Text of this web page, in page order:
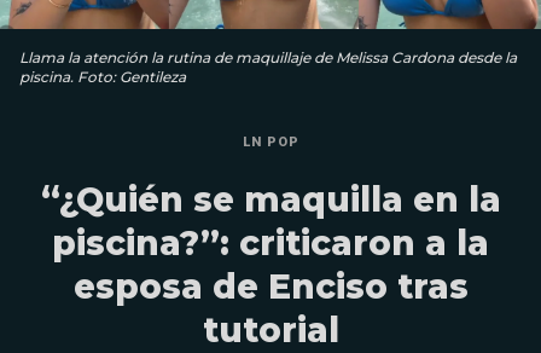
Llama la atención la rutina de maquillaje de Melissa Cardona desde la
piscina. Foto: Gentileza
LN POP
“¿Quién se maquilla en la
piscina?”: criticaron a la
esposa de Enciso tras
tutorial